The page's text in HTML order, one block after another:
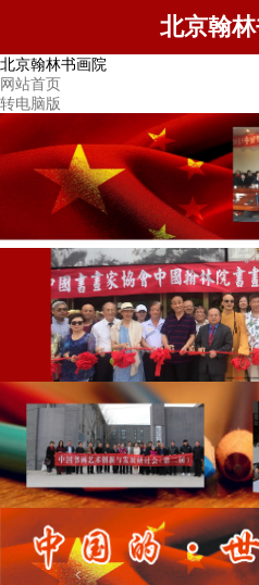
北京翰
北京翰林书画院
网站首页
转电脑版